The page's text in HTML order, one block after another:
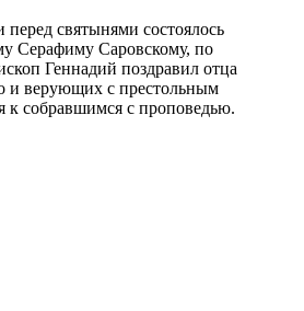
святынями состоялось
Серафиму Саровскому, по
Геннадий поздравил отца
и верующих с престольным
к собравшимся с проповедью.